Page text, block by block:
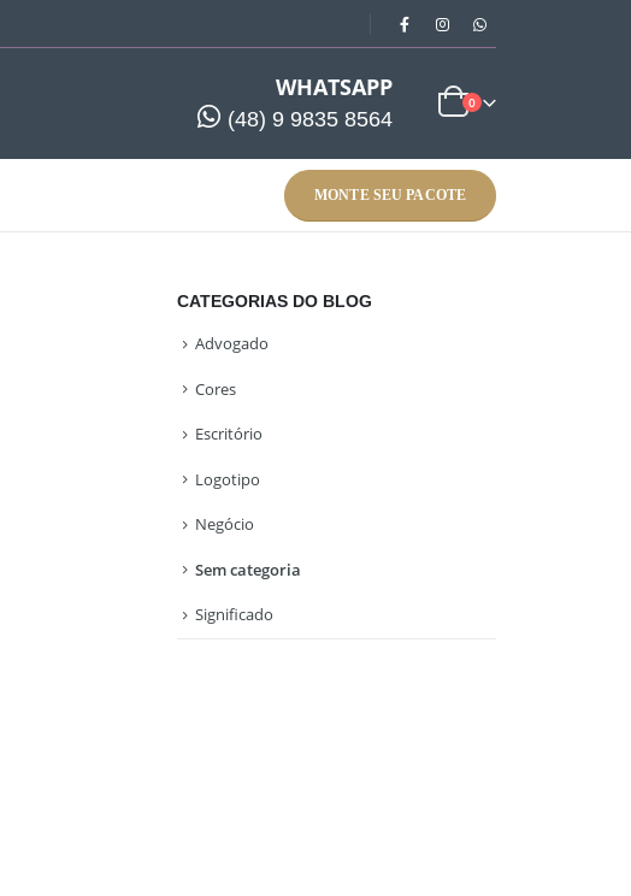
WHATSAPP
(48) 9 9835 8564
0
MONTE SEU PACOTE
CATEGORIAS DO BLOG
Advogado
Cores
Escritório
Logotipo
Negócio
Sem categoria
Significado